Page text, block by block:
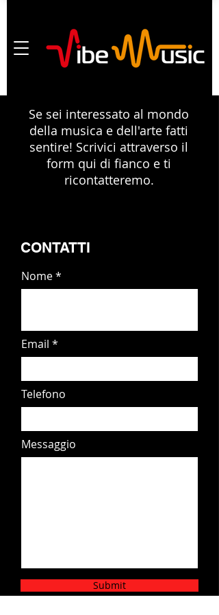
Se sei interessato al mondo
della musica e dell'arte fatti
sentire! Scrivici attraverso il
form qui di fianco e ti
ricontatteremo.
CONTATTI
Nome
Email
Telefono
Messaggio
Submit